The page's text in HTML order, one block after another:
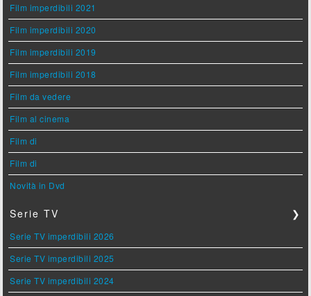
Film imperdibili 2021
Film imperdibili 2020
Film imperdibili 2019
Film imperdibili 2018
Film da vedere
Film al cinema
Film di
Film di
Novità in Dvd
Serie TV ❯
Serie TV imperdibili 2026
Serie TV imperdibili 2025
Serie TV imperdibili 2024